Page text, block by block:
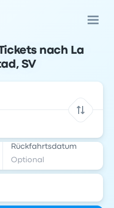
nach La
SV
Rückfahrtsdatum